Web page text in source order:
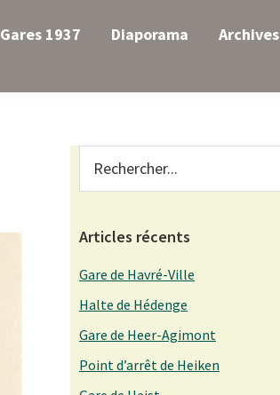
Gares 1937 Diaporama Archives
Primary
Sidebar
Articles récents
Gare de Havré-Ville
Halte de Hédenge
Gare de Heer-Agimont
Point d’arrêt de Heiken